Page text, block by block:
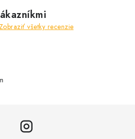
Zobraziť všetky recenzie